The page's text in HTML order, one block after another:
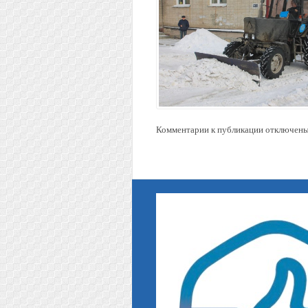
Комментарии к публикации